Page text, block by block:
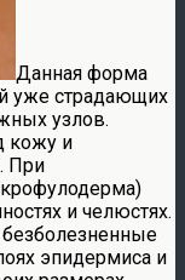
Данная форма
уже страдающих
узлов.
кожу и
При
и челюстях.
эпидермиса и